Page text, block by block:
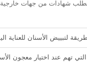
شهادات من جهات
لتبييض الأسنان للعناية
تهم عند اختيار معجون